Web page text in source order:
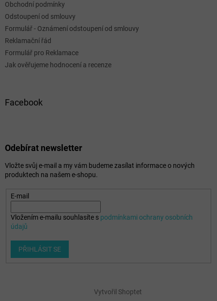
Obchodní podmínky
Odstoupení od smlouvy
Formulář - Oznámení odstoupení od smlouvy
Reklamační řád
Formulář pro Reklamace
Jak ověřujeme hodnocení a recenze
Facebook
Odebírat newsletter
Vložte svůj e-mail a my vám budeme zasílat informace o nových
produktech na našem e-shopu.
E-mail
Vložením e-mailu souhlasíte s podmínkami ochrany osobních
údajů
PŘIHLÁSIT SE
Vytvořil Shoptet